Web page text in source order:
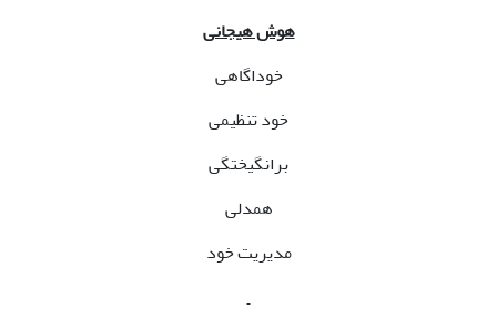
هوش هیجانی
خوداگاهی
خود تنظیمی
برانگیختگی
همدلی
مدیریت خود